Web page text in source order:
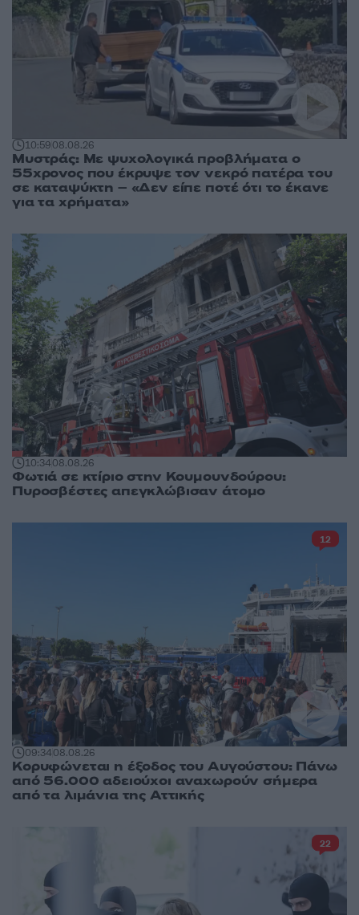
10:5908.08.26
Μυστράς: Με ψυχολογικά προβλήματα ο
55χρονος που έκρυψε τον νεκρό πατέρα του
σε καταψύκτη – «Δεν είπε ποτέ ότι το έκανε
για τα χρήματα»
10:3408.08.26
Φωτιά σε κτίριο στην Κουμουνδούρου:
Πυροσβέστες απεγκλώβισαν άτομο
09:3408.08.26
Κορυφώνεται η έξοδος του Αυγούστου: Πάνω
από 56.000 αδειούχοι αναχωρούν σήμερα
από τα λιμάνια της Αττικής
12
22